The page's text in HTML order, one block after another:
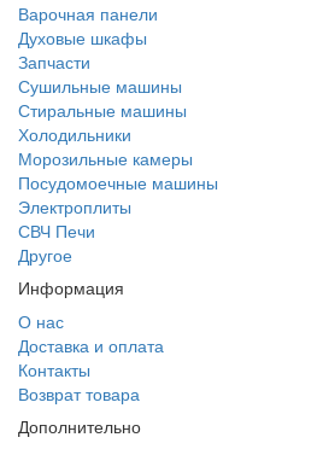
Варочная панели
Духовые шкафы
Запчасти
Сушильные машины
Стиральные машины
Холодильники
Морозильные камеры
Посудомоечные машины
Электроплиты
СВЧ Печи
Другое
Информация
О нас
Доставка и оплата
Контакты
Возврат товара
Дополнительно